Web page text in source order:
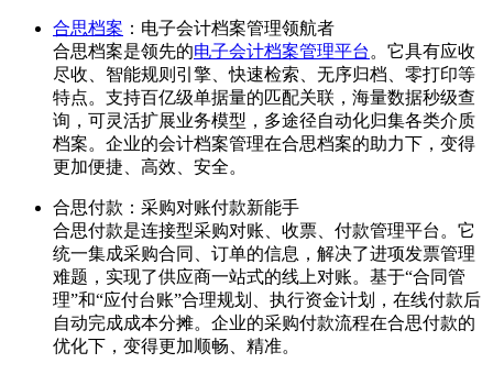
合思档案 ：电子会计档案管理领航者
合思档案是领先的电子会计档案管理平台 。它具有应收
尽收、智能规则引擎、快速检索、无序归档、零打印等
特点。支持百亿级单据量的匹配关联，海量数据秒级查
询，可灵活扩展业务模型，多途径自动化归集各类介质
档案。企业的会计档案管理在合思档案的助力下，变得
更加便捷、高效、安全。
合思付款：采购对账付款新能手
合思付款是连接型采购对账、收票、付款管理平台。它
统一集成采购合同、订单的信息，解决了进项发票管理
难题，实现了供应商一站式的线上对账。基于“合同管
理”和“应付台账”合理规划、执行资金计划，在线付款后
自动完成成本分摊。企业的采购付款流程在合思付款的
优化下，变得更加顺畅、精准。